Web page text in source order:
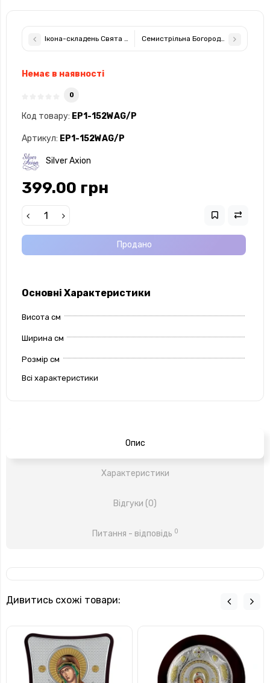
Ікона-складень Свята Сім'я 3,8х5,3см, срібна в оксамитовій
Семистрільна Богородиця - 5,5х7см
Немає в наявності
0
Код товару: EP1-152WAG/P
Артикул: EP1-152WAG/P
Silver Axion
399.00 грн
Продано
Основні Характеристики
Висота см
Ширина см
Розмір см
Всі характеристики
Опис
Характеристики
Відгуки (0)
Питання - відповідь 0
Дивитись схожі товари: